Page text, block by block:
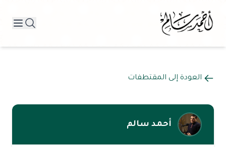
العودة إلى المقتطفات
أحمد سالم